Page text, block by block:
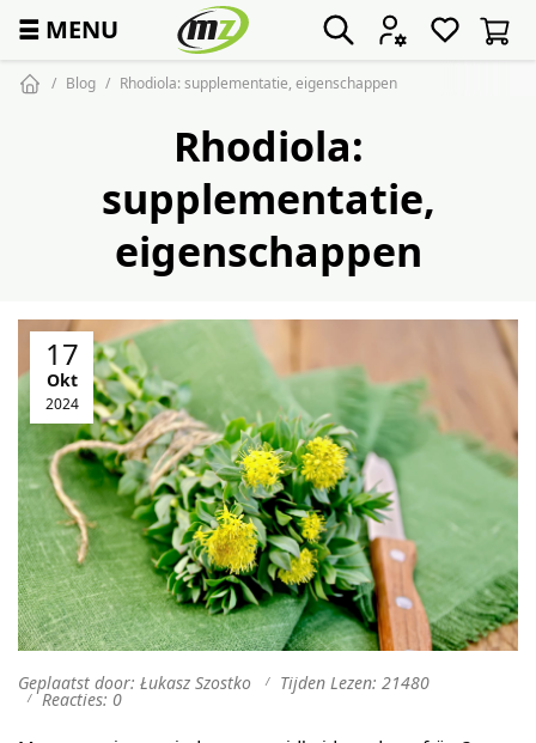
☰ MENU
Blog Rhodiola: supplementatie, eigenschappen
Rhodiola:
supplementatie,
eigenschappen
17
Okt
2024
Geplaatst door: Łukasz Szostko
Tijden Lezen: 21480
Reacties: 0